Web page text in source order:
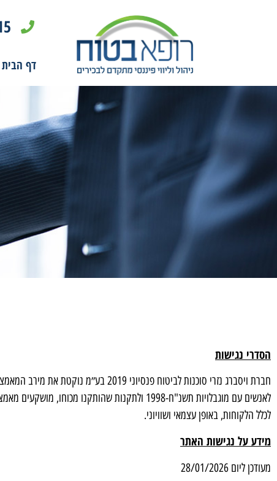
דף הבית
הסדרי נגישות
חברת ויסברג נזרי סוכנות לביטוח
לאנשים עם מוגבלויות תשנ"ח-1998 ולתקנות
לכלל הלקוחות, באופן עצמאי ושוויוני.
מידע על נגישות האתר
מעודכן ליום ‏28/01/2026